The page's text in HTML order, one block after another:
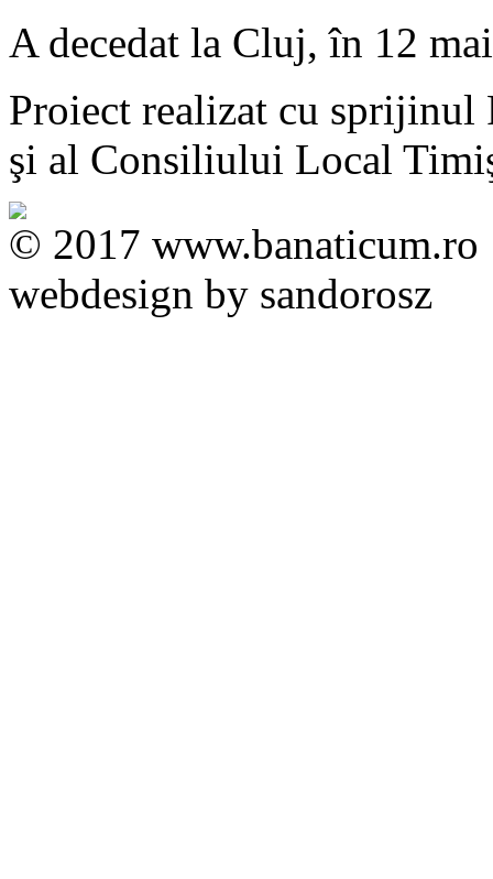
A decedat la Cluj, în 12
Proiect realizat cu
şi al Consiliului Local
© 2017 www.banaticum.ro
webdesign by sandorosz